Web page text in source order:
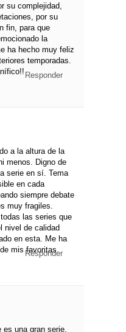
su complejidad,
por su
fin, para que
la
ha hecho muy feliz
temporadas.
Responder
a la altura de la
menos. Digno de
serie en sí. Tema
en cada
siempre debate
muy fragiles.
las series que
nivel de calidad
en esta. Me ha
mis favoritas.
Responder
es una gran serie,